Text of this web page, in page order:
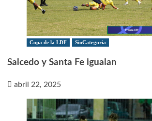
Copa de la LDF SinCategoria
Salcedo y Santa Fe igualan
abril 22, 2025